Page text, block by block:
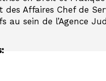
des Affaires Chef de
au sein de l’Agence